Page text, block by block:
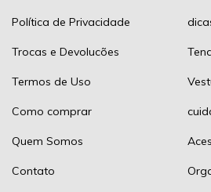
Política de Privacidade
Trocas e Devolucões
Termos de Uso
Como comprar
Quem Somos
Contato